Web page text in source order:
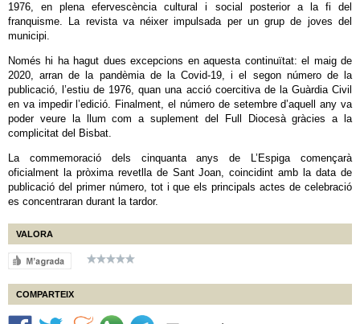
1976, en plena efervescència cultural i social posterior a la fi del
franquisme. La revista va néixer impulsada per un grup de joves del
municipi.
Només hi ha hagut dues excepcions en aquesta continuïtat: el maig de
2020, arran de la pandèmia de la Covid-19, i el segon número de la
publicació, l’estiu de 1976, quan una acció coercitiva de la Guàrdia Civil
en va impedir l’edició. Finalment, el número de setembre d’aquell any va
poder veure la llum com a suplement del Full Diocesà gràcies a la
complicitat del Bisbat.
La commemoració dels cinquanta anys de L’Espiga començarà
oficialment la pròxima revetlla de Sant Joan, coincidint amb la data de
publicació del primer número, tot i que els principals actes de celebració
es concentraran durant la tardor.
VALORA
COMPARTEIX